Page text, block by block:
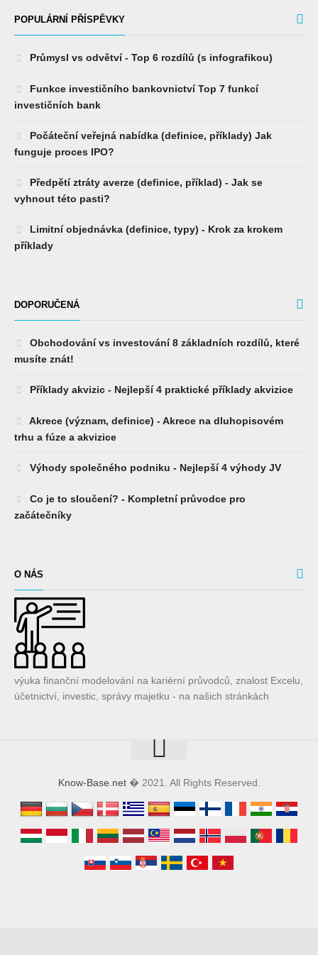
POPULÁRNÍ PŘÍSPĚVKY
Průmysl vs odvětví - Top 6 rozdílů (s infografikou)
Funkce investičního bankovnictví Top 7 funkcí
investičních bank
Počáteční veřejná nabídka (definice, příklady) Jak
funguje proces IPO?
Předpětí ztráty averze (definice, příklad) - Jak se
vyhnout této pasti?
Limitní objednávka (definice, typy) - Krok za krokem
příklady
DOPORUČENÁ
Obchodování vs investování 8 základních rozdílů, které
musíte znát!
Příklady akvizic - Nejlepší 4 praktické příklady akvizice
Akrece (význam, definice) - Akrece na dluhopisovém
trhu a fúze a akvizice
Výhody společného podniku - Nejlepší 4 výhody JV
Co je to sloučení? - Kompletní průvodce pro
začátečníky
O NÁS
výuka finanční modelování na kariérní průvodců, znalost Excelu,
účetnictví, investic, správy majetku - na našich stránkách
Know-Base.net� 2021. All Rights Reserved.